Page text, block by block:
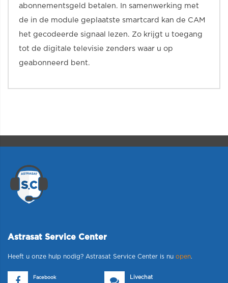
abonnementsgeld betalen. In samenwerking met
de in de module geplaatste smartcard kan de CAM
het gecodeerde signaal lezen. Zo krijgt u toegang
tot de digitale televisie zenders waar u op
geabonneerd bent.
Astrasat Service Center
Heeft u onze hulp nodig? Astrasat Service Center is nu open.
Facebook
Livechat